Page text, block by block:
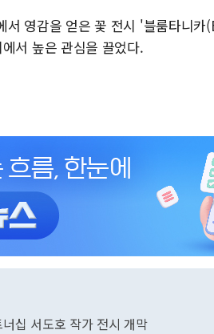
서 영감을 얻은 꽃 전시 '블룸타니
서 높은 관심을 끌었다.
십 서도호 작가 전시 개막